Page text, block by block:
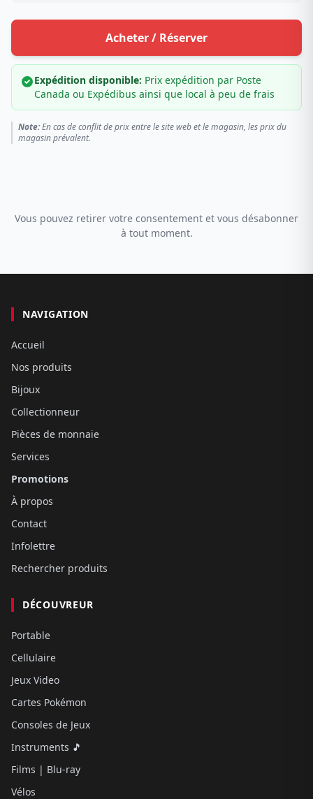
Acheter / Réserver
Expédition disponible: Prix expédition par Poste
Canada ou Expédibus ainsi que local à peu de frais
Note:En cas de conflit de prix entre le site web et le magasin, les prix du
magasin prévalent.
Vous pouvez retirer votre consentement et vous désabonner
à tout moment.
NAVIGATION
Accueil
Nos produits
Bijoux
Collectionneur
Pièces de monnaie
Services
Promotions
À propos
Contact
Infolettre
Rechercher produits
DÉCOUVREUR
Portable
Cellulaire
Jeux Video
Cartes Pokémon
Consoles de Jeux
Instruments 🎵
Films | Blu-ray
Vélos